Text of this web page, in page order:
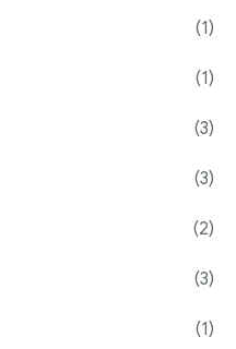
(1)
(1)
(3)
(3)
(2)
(3)
(1)